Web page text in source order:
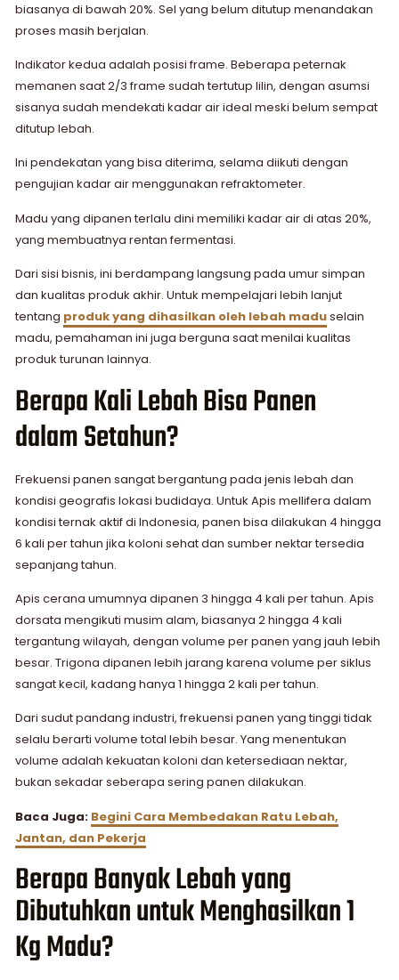
biasanya di bawah 20%. Sel yang belum ditutup menandakan
proses masih berjalan.
Indikator kedua adalah posisi frame. Beberapa peternak
memanen saat 2/3 frame sudah tertutup lilin, dengan asumsi
sisanya sudah mendekati kadar air ideal meski belum sempat
ditutup lebah.
Ini pendekatan yang bisa diterima, selama diikuti dengan
pengujian kadar air menggunakan refraktometer.
Madu yang dipanen terlalu dini memiliki kadar air di atas 20%,
yang membuatnya rentan fermentasi.
Dari sisi bisnis, ini berdampang langsung pada umur simpan
dan kualitas produk akhir. Untuk mempelajari lebih lanjut
tentang produk yang dihasilkan oleh lebah maduselain
madu, pemahaman ini juga berguna saat menilai kualitas
produk turunan lainnya.
Berapa Kali Lebah Bisa Panen
dalam Setahun?
Frekuensi panen sangat bergantung pada jenis lebah dan
kondisi geografis lokasi budidaya. Untuk Apis mellifera dalam
kondisi ternak aktif di Indonesia, panen bisa dilakukan 4 hingga
6 kali per tahun jika koloni sehat dan sumber nektar tersedia
sepanjang tahun.
Apis cerana umumnya dipanen 3 hingga 4 kali per tahun. Apis
dorsata mengikuti musim alam, biasanya 2 hingga 4 kali
tergantung wilayah, dengan volume per panen yang jauh lebih
besar. Trigona dipanen lebih jarang karena volume per siklus
sangat kecil, kadang hanya 1 hingga 2 kali per tahun.
Dari sudut pandang industri, frekuensi panen yang tinggi tidak
selalu berarti volume total lebih besar. Yang menentukan
volume adalah kekuatan koloni dan ketersediaan nektar,
bukan sekadar seberapa sering panen dilakukan.
Baca Juga: Begini Cara Membedakan Ratu Lebah,
Jantan, dan Pekerja
Berapa Banyak Lebah yang
Dibutuhkan untuk Menghasilkan 1
Kg Madu?